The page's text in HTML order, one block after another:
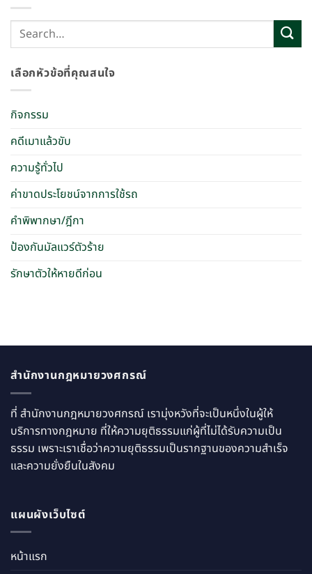
เลือกหัวข้อที่คุณสนใจ
กิจกรรม
คดีเมาแล้วขับ
ความรู้ทั่วไป
ค่าขาดประโยชน์จากการใช้รถ
คำพิพากษา/ฎีกา
ป้องกันมัลแวร์ตัวร้าย
รักษาตัวให้หายดีก่อน
สำนักงานกฎหมายวงศกรณ์
ที่ สำนักงานกฎหมายวงศกรณ์ เรามุ่งหวังที่จะเป็นหนึ่งในผู้ให้
บริการทางกฎหมาย ที่ให้ความยุติธรรมแก่ผู้ที่ไม่ได้รับความเป็น
ธรรม เพราะเราเชื่อว่าความยุติธรรมเป็นรากฐานของความสำเร็จ
และความยั่งยืนในสังคม
แผนผังเว็บไซต์
หน้าแรก